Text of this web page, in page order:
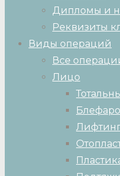
Дипломы и
Реквизиты
Виды операций
Все
Лицо